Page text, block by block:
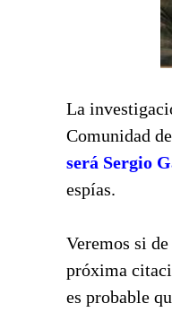
La
Comunidad
será Sergio
espías.
Veremos si
próxima
es probable